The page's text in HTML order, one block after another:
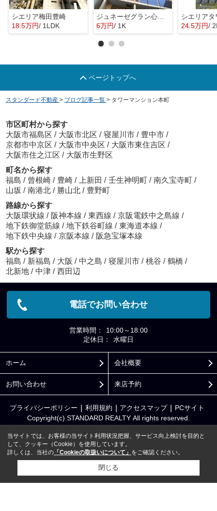
シエリア梅田豊崎
18.5万円/ 1LDK
ジュネーゼグラン心斎橋東
6万円/ 1K 24.5万円/
ページトップへ
スタンダード不動産 > ブログ記事一覧 > タワーマンション本町
市区町村から探す
大阪市福島区 / 大阪市北区 / 寝屋川市 / 豊中市 /
京都市中京区 / 大阪市中央区 / 大阪市東住吉区 /
大阪市住之江区 / 大阪市生野区
町名から探す
福島 / 曾根崎 / 豊崎 / 上新田 / 壬生神明町 / 南久宝寺町 /
山坂 / 南港北 / 勝山北 / 豊野町
路線から探す
大阪環状線 / 阪神本線 / 東西線 / 京阪電鉄中之島線 /
地下鉄御堂筋線 / 地下鉄谷町線 / 東海道本線 /
地下鉄中央線 / 京阪本線 / 阪急宝塚本線
駅から探す
福島 / 新福島 / 大阪 / 中之島 / 寝屋川市 / 桃谷 / 鶴橋 /
北新地 / 中津 / 西田辺
電話でお問い合わせ
営業時間：
10:00～18:00
定休日：
水曜日
ホーム 会社概要
お問い合わせ 来店予約
プライバシーポリシー 利用規約 アクセスマップ PCサイト
Copyright(c) STANDARD REALTY All rights reserved.
当サイトでは、お客様の当サイト利用状況把握、サービス向上検討を目的と
して、クッキー（Cookie）を使用しています。
詳しくは、当社の 「Cookieの取扱いについて」 をご確認ください。
閉じる